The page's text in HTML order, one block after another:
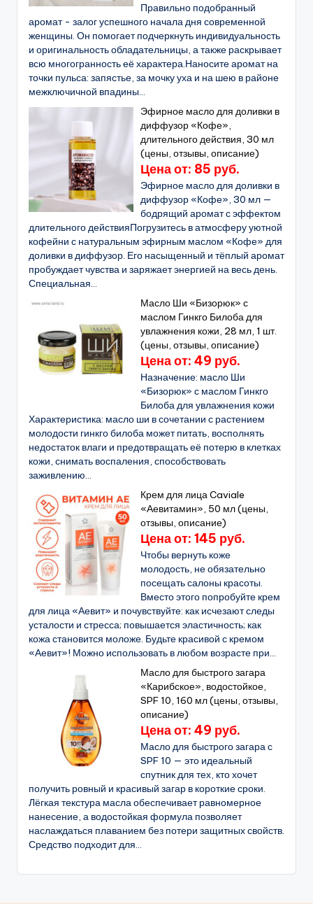
Правильно подобранный
аромат - залог успешного начала дня современной
женщины. Он помогает подчеркнуть индивидуальность
и оригинальность обладательницы, а также раскрывает
всю многогранность её характера.Наносите аромат на
точки пульса: запястье, за мочку уха и на шею в районе
межключичной впадины...
Эфирное масло для доливки в
диффузор «Кофе»,
длительного действия, 30 мл
(цены, отзывы, описание)
Цена от: 85 руб.
Эфирное масло для доливки в
диффузор «Кофе», 30 мл —
бодрящий аромат с эффектом
длительного действияПогрузитесь в атмосферу уютной
кофейни с натуральным эфирным маслом «Кофе» для
доливки в диффузор. Его насыщенный и тёплый аромат
пробуждает чувства и заряжает энергией на весь день.
Специальная...
Масло Ши «Бизорюк» с
маслом Гинкго Билоба для
увлажнения кожи, 28 мл, 1 шт.
(цены, отзывы, описание)
Цена от: 49 руб.
Назначение: масло Ши
«Бизорюк» с маслом Гинкго
Билоба для увлажнения кожи
Характеристика: масло ши в сочетании с растением
молодости гинкго билоба может питать, восполнять
недостаток влаги и предотвращать её потерю в клетках
кожи, снимать воспаления, способствовать
заживлению...
Крем для лица Caviale
«Аевитамин», 50 мл (цены,
отзывы, описание)
Цена от: 145 руб.
Чтобы вернуть коже
молодость, не обязательно
посещать салоны красоты.
Вместо этого попробуйте крем
для лица «Аевит» и почувствуйте: как исчезают следы
усталости и стресса; повышается эластичность; как
кожа становится моложе. Будьте красивой с кремом
«Аевит»! Можно использовать в любом возрасте при...
Масло для быстрого загара
«Карибское», водостойкое,
SPF 10, 160 мл (цены, отзывы,
описание)
Цена от: 49 руб.
Масло для быстрого загара с
SPF 10 — это идеальный
спутник для тех, кто хочет
получить ровный и красивый загар в короткие сроки.
Лёгкая текстура масла обеспечивает равномерное
нанесение, а водостойкая формула позволяет
наслаждаться плаванием без потери защитных свойств.
Средство подходит для...